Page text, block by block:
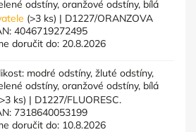
odstíny, oranžové odstíny, bílá
(>3 ks) | D1227/ORANZOVA
4046719272495
doručit do: 20.8.2026
modré odstíny, žluté odstíny,
odstíny, oranžové odstíny, bílá
ks) | D1227/FLUORESC.
7318640053199
doručit do: 10.8.2026